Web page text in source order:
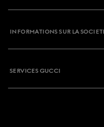
INFORMATIONS SUR LA
SERVICES GUCCI